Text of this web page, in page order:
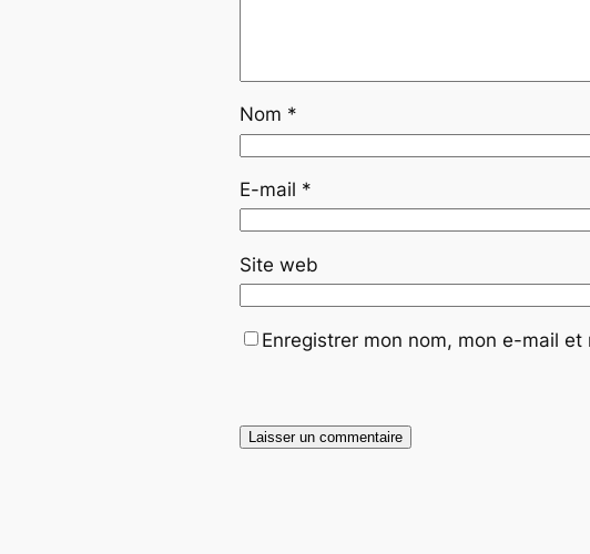
Nom *
E-mail *
Site web
Enregistrer mon nom, mon e-mail